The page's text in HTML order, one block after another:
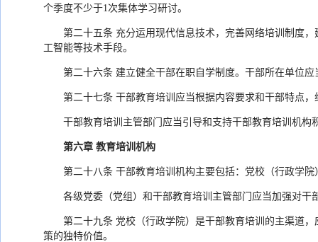
个季度不少于1次集体学习研讨。
第二十五条 充分运用现代信息技术，完善网络培训制度
工智能等技术手段。
第二十六条 建立健全干部在职自学制度。干部所在单位
第二十七条 干部教育培训应当根据内容要求和干部特点
干部教育培训主管部门应当引导和支持干部教育培训机构
第六章 教育培训机构
第二十八条 干部教育培训机构主要包括：党校（行政学
各级党委（党组）和干部教育培训主管部门应当加强对
第二十九条 党校（行政学院）是干部教育培训的主渠道
策的独特价值。